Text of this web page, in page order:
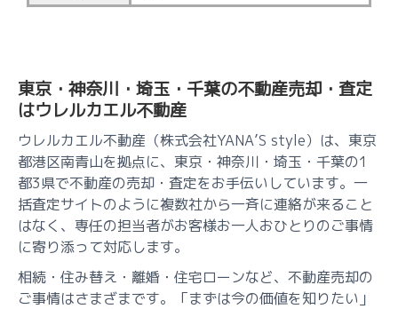
東京・神奈川・埼玉・千葉の不動産売却・査定
はウレルカエル不動産
ウレルカエル不動産（株式会社YANA’S style）は、東京
都港区南青山を拠点に、東京・神奈川・埼玉・千葉の1
都3県で不動産の売却・査定をお手伝いしています。一
括査定サイトのように複数社から一斉に連絡が来ること
はなく、専任の担当者がお客様お一人おひとりのご事情
に寄り添って対応します。
相続・住み替え・離婚・住宅ローンなど、不動産売却の
ご事情はさまざまです。「まずは今の価値を知りたい」